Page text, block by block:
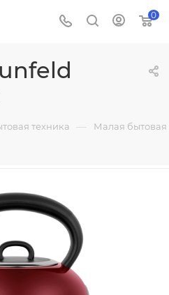
0
техника — Малая бытовая